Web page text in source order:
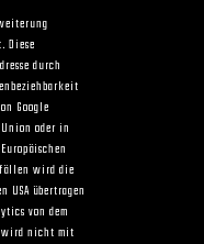
Diese
durch
Google
oder in
wird die
USA übertragen
von dem
wird nicht mit